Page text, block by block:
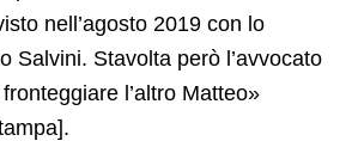
nell’agosto 2019 con lo
Salvini. Stavolta però l’avvocato
l’altro Matteo»